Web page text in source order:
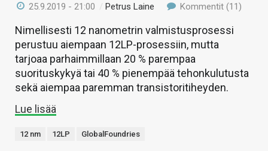
25.9.2019 - 21:00 /Petrus Laine Kommentit (11)
Nimellisesti 12 nanometrin valmistusprosessi
perustuu aiempaan 12LP-prosessiin, mutta
tarjoaa parhaimmillaan 20 % parempaa
suorituskykyä tai 40 % pienempää tehonkulutusta
sekä aiempaa paremman transistoritiheyden.
Lue lisää
12 nm 12LP GlobalFoundries